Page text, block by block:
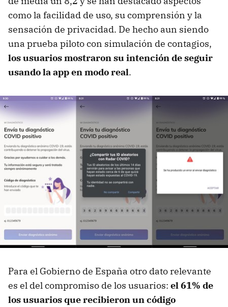
como la facilidad de uso, su comprensión y la
sensación de privacidad. De hecho aun siendo
una prueba piloto con simulación de contagios,
los usuarios mostraron su intención de seguir
usando la app en modo real.
Para el Gobierno de España otro dato relevante
es el del compromiso de los usuarios: el 61% de
los usuarios que recibieron un código